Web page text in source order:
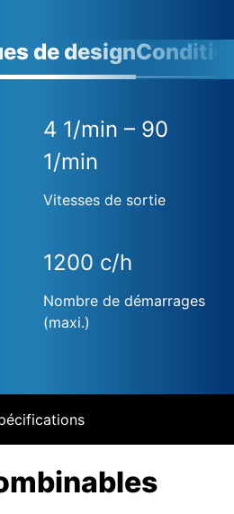
de design
4 1/min – 90
1/min
Vitesses de sortie
1200 c/h
Nombre de démarrages
(maxi.)